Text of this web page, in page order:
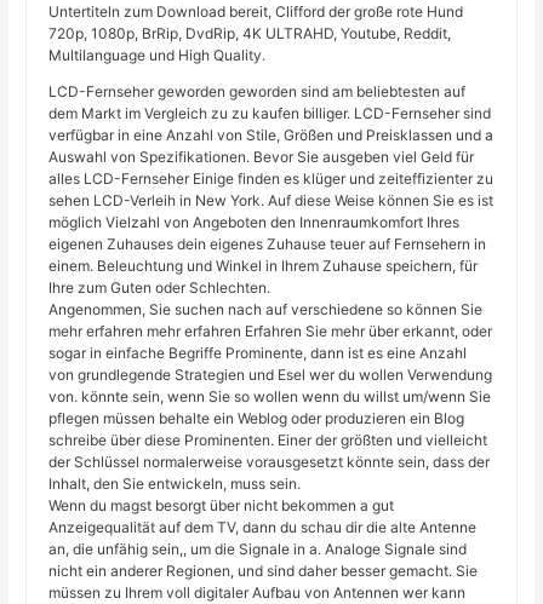
Untertiteln zum Download bereit, Clifford der große rote Hund
720p, 1080p, BrRip, DvdRip, 4K ULTRAHD, Youtube, Reddit,
Multilanguage und High Quality.
LCD-Fernseher geworden geworden sind am beliebtesten auf
dem Markt im Vergleich zu zu kaufen billiger. LCD-Fernseher sind
verfügbar in eine Anzahl von Stile, Größen und Preisklassen und a
Auswahl von Spezifikationen. Bevor Sie ausgeben viel Geld für
alles LCD-Fernseher Einige finden es klüger und zeiteffizienter zu
sehen LCD-Verleih in New York. Auf diese Weise können Sie es ist
möglich Vielzahl von Angeboten den Innenraumkomfort Ihres
eigenen Zuhauses dein eigenes Zuhause teuer auf Fernsehern in
einem. Beleuchtung und Winkel in Ihrem Zuhause speichern, für
Ihre zum Guten oder Schlechten.
Angenommen, Sie suchen nach auf verschiedene so können Sie
mehr erfahren mehr erfahren Erfahren Sie mehr über erkannt, oder
sogar in einfache Begriffe Prominente, dann ist es eine Anzahl
von grundlegende Strategien und Esel wer du wollen Verwendung
von. könnte sein, wenn Sie so wollen wenn du willst um/wenn Sie
pflegen müssen behalte ein Weblog oder produzieren ein Blog
schreibe über diese Prominenten. Einer der größten und vielleicht
der Schlüssel normalerweise vorausgesetzt könnte sein, dass der
Inhalt, den Sie entwickeln, muss sein.
Wenn du magst besorgt über nicht bekommen a gut
Anzeigequalität auf dem TV, dann du schau dir die alte Antenne
an, die unfähig sein,, um die Signale in a. Analoge Signale sind
nicht ein anderer Regionen, und sind daher besser gemacht. Sie
müssen zu Ihrem voll digitaler Aufbau von Antennen wer kann